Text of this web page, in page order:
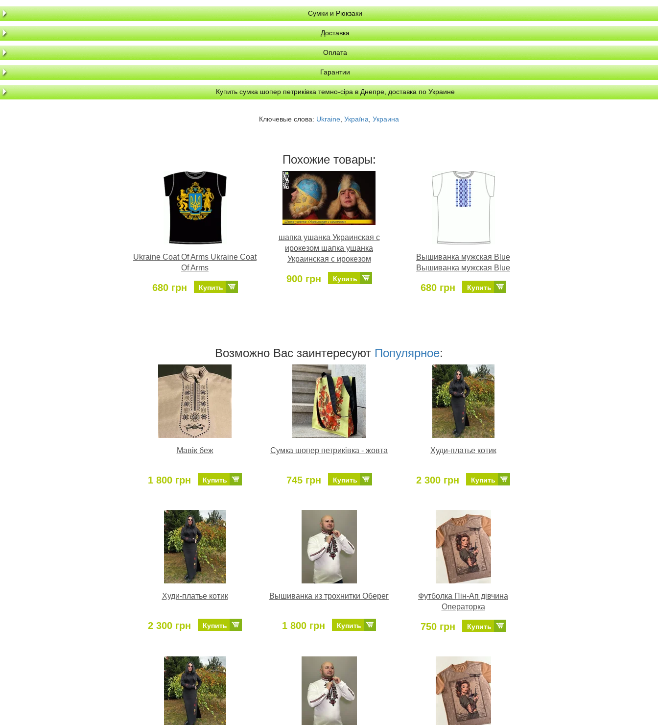
Сумки и Рюкзаки
Доставка
Оплата
Гарантии
Купить сумка шопер петриківка темно-сіра в Днепре, доставка по Украине
Ключевые слова: Ukraine Україна Украина
Похожие товары:
Ukraine Coat Of Arms Ukraine Coat
Of Arms
680 грн Купить
шапка ушанка Украинская с
ирокезом шапка ушанка
Украинская с ирокезом
900 грн Купить
Вышиванка мужская Blue
Вышиванка мужская Blue
680 грн Купить
Возможно Ваc заинтересуют Популярное:
Мавік беж
1 800 грн Купить
Сумка шопер петриківка - жовта
745 грн Купить
Худи-платье котик
2 300 грн Купить
Худи-платье котик
2 300 грн Купить
Вышиванка из трохнитки Оберег
1 800 грн Купить
Футболка Пін-Ап дівчина
Операторка
750 грн Купить